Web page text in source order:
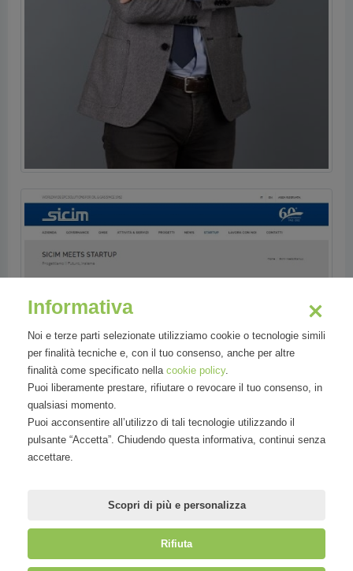
Informativa
Noi e terze parti selezionate utilizziamo cookie o tecnologie simili
per finalità tecniche e, con il tuo consenso, anche per altre
finalità come specificato nella cookie policy.
Puoi liberamente prestare, rifiutare o revocare il tuo consenso, in
qualsiasi momento.
Puoi acconsentire all’utilizzo di tali tecnologie utilizzando il
pulsante “Accetta”. Chiudendo questa informativa, continui senza
accettare.
Scopri di più e personalizza
Rifiuta